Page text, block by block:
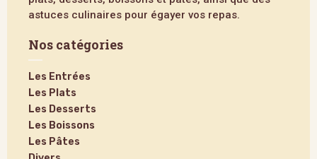
astuces culinaires pour égayer vos repas.
Nos catégories
Les Entrées
Les Plats
Les Desserts
Les Boissons
Les Pâtes